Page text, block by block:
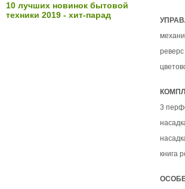
3
книга
10 лучших новинок бытовой
техники 2019 - хит-парад